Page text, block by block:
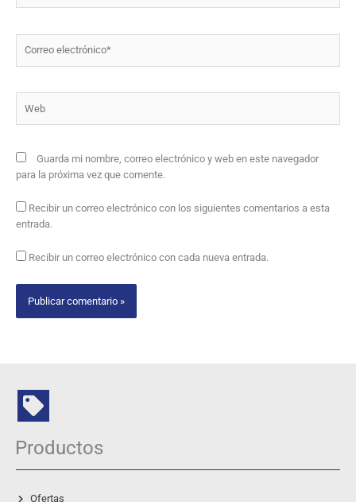
electrónico*
Guarda mi nombre, correo electrónico y web en este navegador
para la próxima vez que comente.
Recibir un correo electrónico con los siguientes comentarios a esta
entrada.
Recibir un correo electrónico con cada nueva entrada.
Productos
Ofertas